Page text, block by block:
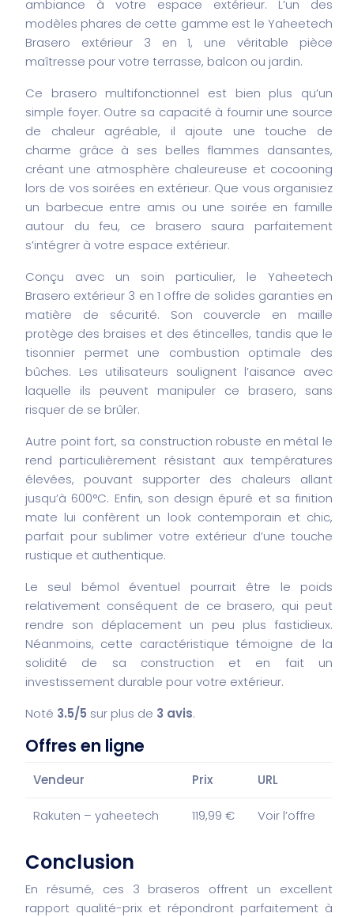
ambiance à votre espace extérieur. L’un des
modèles phares de cette gamme est le Yaheetech
Brasero extérieur 3 en 1, une véritable pièce
maîtresse pour votre terrasse, balcon ou jardin.
Ce brasero multifonctionnel est bien plus qu’un
simple foyer. Outre sa capacité à fournir une source
de chaleur agréable, il ajoute une touche de
charme grâce à ses belles flammes dansantes,
créant une atmosphère chaleureuse et cocooning
lors de vos soirées en extérieur. Que vous organisiez
un barbecue entre amis ou une soirée en famille
autour du feu, ce brasero saura parfaitement
s’intégrer à votre espace extérieur.
Conçu avec un soin particulier, le Yaheetech
Brasero extérieur 3 en 1 offre de solides garanties en
matière de sécurité. Son couvercle en maille
protège des braises et des étincelles, tandis que le
tisonnier permet une combustion optimale des
bûches. Les utilisateurs soulignent l’aisance avec
laquelle ils peuvent manipuler ce brasero, sans
risquer de se brûler.
Autre point fort, sa construction robuste en métal le
rend particulièrement résistant aux températures
élevées, pouvant supporter des chaleurs allant
jusqu’à 600°C. Enfin, son design épuré et sa finition
mate lui confèrent un look contemporain et chic,
parfait pour sublimer votre extérieur d’une touche
rustique et authentique.
Le seul bémol éventuel pourrait être le poids
relativement conséquent de ce brasero, qui peut
rendre son déplacement un peu plus fastidieux.
Néanmoins, cette caractéristique témoigne de la
solidité de sa construction et en fait un
investissement durable pour votre extérieur.
Noté 3.5/5 sur plus de 3 avis.
Offres en ligne
Vendeur Prix URL
Rakuten – yaheetech 119,99 € Voir l’offre
Conclusion
En résumé, ces 3 braseros offrent un excellent
rapport qualité-prix et répondront parfaitement à